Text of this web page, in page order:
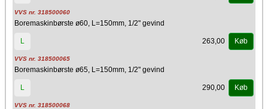
VVS nr. 318500060
Boremaskinbørste ø60, L=150mm, 1/2" gevind
L 263,00 Køb
VVS nr. 318500065
Boremaskinbørste ø65, L=150mm, 1/2" gevind
L 290,00 Køb
VVS nr. 318500068